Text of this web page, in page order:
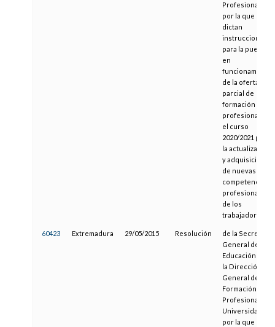
Profesional,
por la que se
dictan
instrucciones
para la puesta
en
funcionamiento
de la oferta
parcial de
formación
profesional en
el curso
2020/2021 para
la actualización
y adquisición
de nuevas
competencias
profesionales
de los
trabajadores
60423 Extremadura 29/05/2015 Resolución
de la Secretaría
General de
Educación y de
la Dirección
General de
Formación
Profesional y
Universidad,
por la que se